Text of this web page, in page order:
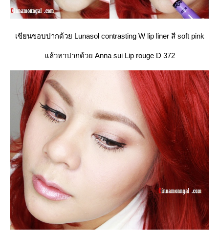
เขียนขอบปากด้วย Lunasol contrasting W lip liner สี soft pink
ล้วทาปากด้วย Anna sui Lip rouge D 372